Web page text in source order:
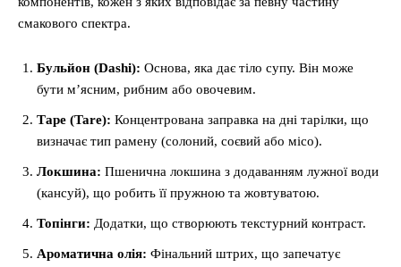
смакового спектра.
Бульйон (Dashi): Основа, яка дає тіло супу. Він може
бути м’ясним, рибним або овочевим.
Таре (Tare): Концентрована заправка на дні тарілки, що
визначає тип рамену (солоний, соєвий або місо).
Локшина: Пшенична локшина з додаванням лужної води
(кансуй), що робить її пружною та жовтуватою.
Топінги: Додатки, що створюють текстурний контраст.
Ароматична олія: Фінальний штрих, що запечатує